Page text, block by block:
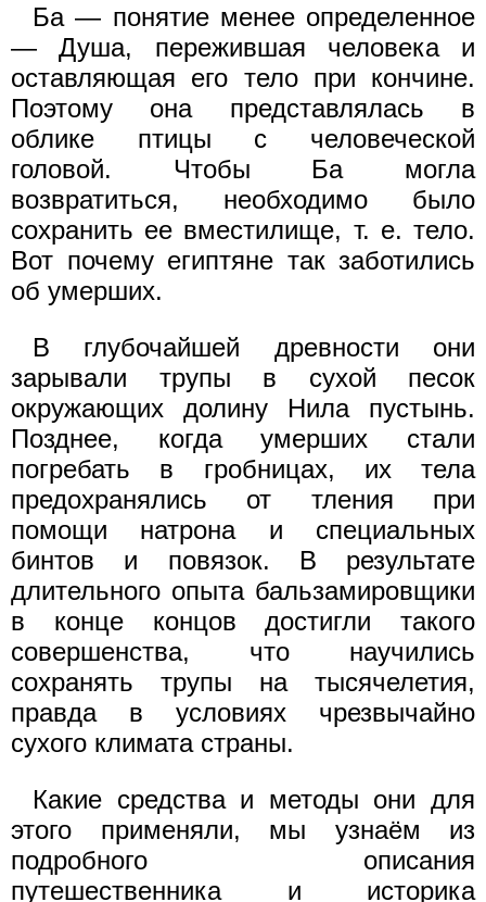
Ба — понятие менее определенное
— Душа, пережившая человека и
оставляющая его тело при кончине.
Поэтому она представлялась в
облике птицы с человеческой
головой. Чтобы Ба могла
возвратиться, необходимо было
сохранить ее вместилище, т. е. тело.
Вот почему египтяне так заботились
об умерших.
В глубочайшей древности они
зарывали трупы в сухой песок
окружающих долину Нила пустынь.
Позднее, когда умерших стали
погребать в гробницах, их тела
предохранялись от тления при
помощи натрона и специальных
бинтов и повязок. В результате
длительного опыта бальзамировщики
в конце концов достигли такого
совершенства, что научились
сохранять трупы на тысячелетия,
правда в условиях чрезвычайно
сухого климата страны.
Какие средства и методы они для
этого применяли, мы узнаём из
подробного описания
путешественника и историка